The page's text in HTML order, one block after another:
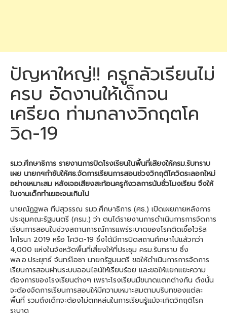
ปัญหาใหญ่!! ครูกลัวเรียนไม่
ครบ อัดงานให้เด็กจน
เครียด ท่ามกลางวิกฤตโค
วิด-19
รมว.ศึกษาธิการ รายงานการปิดโรงเรียนในพื้นที่เสียงให้ครม.รับทราบ
เผย นายกฯกำชับให้ศธ.จัดการเรียนการสอนช่วงวิกฤติโควิดระลอกใหม่
อย่างเหมาะสม หลังเจอเสียงสะท้อนครูกังวลการนับชั่วโมงเรียน จึงให้
ใบงานเด็กทำเยอะจนเกินไป
นายณัฏฐพล ทีปสุวรรณ รมว.ศึกษาธิการ (ศธ.) เปิดเผยภายหลังการ
ประชุมคณะรัฐมนตรี (ครม.) ว่า ตนได้รายงานการดำเนินการการจัดการ
เรียนการสอนในช่วงสถานการณ์การแพร่ระบาดของโรคติดเชื้อไวรัส
โคโรนา 2019 หรือ โควิด-19 ซึ่งได้มีการปิดสถานศึกษาไปแล้วกว่า
4,000 แห่งในจังหวัดพื้นที่เสี่ยงให้ที่ประชุม ครม.รับทราบ ซึ่ง
พล.อ.ประยุทธ์ จันทร์โอชา นายกรัฐมนตรี ขอให้ดำเนินการการจัดการ
เรียนการสอนผ่านระบบออนไลน์ให้เรียบร้อย และขอให้แยกแยะความ
ต้องการของโรงเรียนต่างๆ เพราะโรงเรียนมีขนาดแตกต่างกัน ดังนั้น
จะต้องจัดการเรียนการสอนให้มีความเหมาะสมตามบริบทของแต่ละ
พื้นที่ รวมถึงเด็กจะต้องไม่ตกหล่นในการเรียนรู้แม้จะเกิดวิกฤติโรค
ระบาด